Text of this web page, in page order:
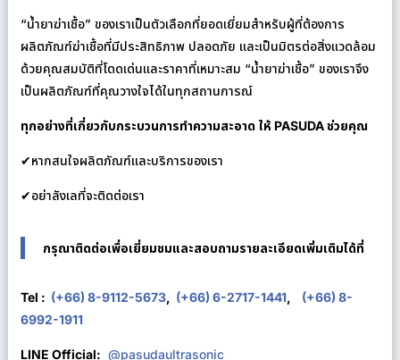
“น้ำยาฆ่าเชื้อ” ของเราเป็นตัวเลือกที่ยอดเยี่ยมสำหรับผู้ที่ต้องการ
ผลิตภัณฑ์ฆ่าเชื้อที่มีประสิทธิภาพ ปลอดภัย และเป็นมิตรต่อสิ่งแวดล้อม
ด้วยคุณสมบัติที่โดดเด่นและราคาที่เหมาะสม “น้ำยาฆ่าเชื้อ” ของเราจึง
เป็นผลิตภัณฑ์ที่คุณวางใจได้ในทุกสถานการณ์
ทุกอย่างที่เกี่ยวกับกระบวนการทำความสะอาด ให้ PASUDA ช่วยคุณ
✔หากสนใจผลิตภัณฑ์และบริการของเรา
✔อย่าลังเลที่จะติดต่อเรา
กรุณาติดต่อเพื่อเยี่ยมชมและสอบถามรายละเอียดเพิ่มเติมได้ที่
Tel : (+66) 8-9112-5673, (+66) 6-2717-1441, (+66) 8-
6992-1911
LINE Official: @pasudaultrasonic